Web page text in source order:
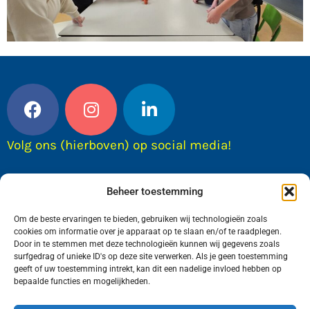
Beheer toestemming
Om de beste ervaringen te bieden, gebruiken wij technologieën zoals
cookies om informatie over je apparaat op te slaan en/of te raadplegen.
Door in te stemmen met deze technologieën kunnen wij gegevens zoals
surfgedrag of unieke ID's op deze site verwerken. Als je geen toestemming
geeft of uw toestemming intrekt, kan dit een nadelige invloed hebben op
bepaalde functies en mogelijkheden.
Volg ons (hierboven) op social media!
Wij van FranekerActueel.nl verzorgen het nieuws
in de Gemeente Waadhoeke. Met als hoofdplaats